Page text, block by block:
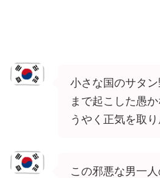
小さな国のサタ
まで起こした愚
うやく正気を取り
この邪悪な男一